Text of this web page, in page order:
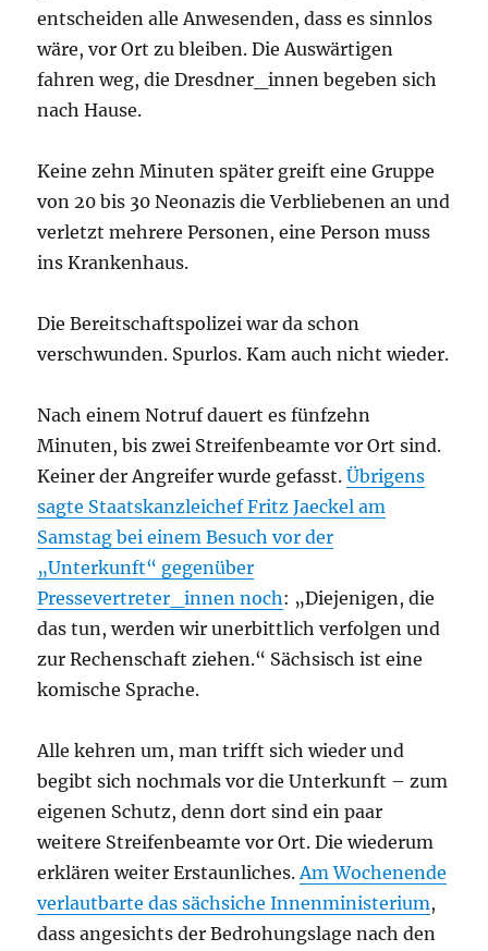
entscheiden alle Anwesenden, dass es sinnlos
wäre, vor Ort zu bleiben. Die Auswärtigen
fahren weg, die Dresdner_innen begeben sich
nach Hause.
Keine zehn Minuten später greift eine Gruppe
von 20 bis 30 Neonazis die Verbliebenen an und
verletzt mehrere Personen, eine Person muss
ins Krankenhaus.
Die Bereitschaftspolizei war da schon
verschwunden. Spurlos. Kam auch nicht wieder.
Nach einem Notruf dauert es fünfzehn
Minuten, bis zwei Streifenbeamte vor Ort sind.
Keiner der Angreifer wurde gefasst.Übrigens
sagte Staatskanzleichef Fritz Jaeckel am
Samstag bei einem Besuch vor der
„Unterkunft“ gegenüber
Pressevertreter_innen noch: „Diejenigen, die
das tun, werden wir unerbittlich verfolgen und
zur Rechenschaft ziehen.“ Sächsisch ist eine
komische Sprache.
Alle kehren um, man trifft sich wieder und
begibt sich nochmals vor die Unterkunft – zum
eigenen Schutz, denn dort sind ein paar
weitere Streifenbeamte vor Ort. Die wiederum
erklären weiter Erstaunliches. Am Wochenende
verlautbarte das sächsiche Innenministerium,
dass angesichts der Bedrohungslage nach den